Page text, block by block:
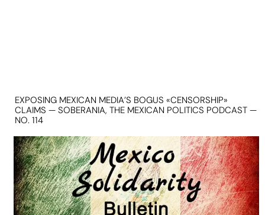
EXPOSING MEXICAN MEDIA’S BOGUS «CENSORSHIP»
CLAIMS — SOBERANIA, THE MEXICAN POLITICS PODCAST —
NO. 114